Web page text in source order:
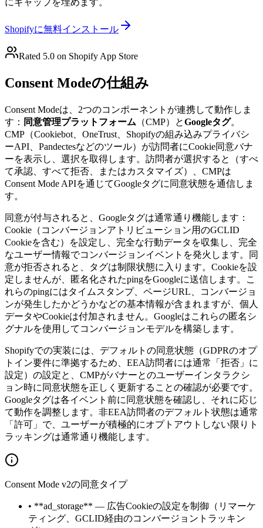
Shopifyに無料インストール
Rated 5.0 on Shopify App Store
Consent Modeの仕組み
Consent Modeは、2つのコンポーネントが連携して動作しま
す： 同意管理プラットフォーム （CMP）とGoogleタグ。
CMP（Cookiebot、OneTrust、Shopifyの組み込みプライバシ
ーAPI、Pandectesなどのツール）が訪問者にCookie同意バナ
ーを表示し、選択を取得します。訪問者が選択すると（すべ
て承認、すべて拒否、またはカスタマイズ）、CMPは
Consent Mode APIを通じてGoogleタグに同意状態を通信しま
す。
同意が付与されると、Googleタグは通常通り機能します：
Cookie（コンバージョンアトリビューション用のGCLID
Cookieを含む）を設定し、完全な行動データを収集し、完全
なユーザー情報でコンバージョンイベントを発火します。同
意が拒否されると、タグは制限状態に入ります。Cookieを設
定しませんが、匿名化されたpingをGoogleに送信します。こ
れらのpingにはタイムスタンプ、ページURL、コンバージョ
ンが発生したかどうかなどの基本情報が含まれますが、個人
データやCookieは付加されません。Googleはこれらの匿名シ
グナルを使用してコンバージョンモデルを構築します。
Shopifyでの実装には、デフォルトの同意状態（GDPRのオプ
トイン要件に準拠するため、EEA訪問者には通常「拒否」に
設定）の設定と、CMPがバナーとのユーザーインタラクシ
ョン時に同意状態を正しく更新することの確認が必要です。
Googleタグは各イベント前に同意状態を確認し、それに応じ
て動作を調整します。非EEA訪問者のデフォルト状態は通常
「許可」で、ユーザーが積極的にオプトアウトしない限りト
ラッキングは通常通り機能します。
Consent Mode v2の同意タイプ
• **ad_storage** — 広告Cookieの設定を制御（リマーケ
ティング、GCLID経由のコンバージョントラッキン